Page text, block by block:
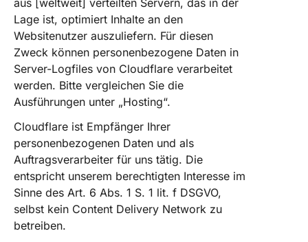
Lage ist, optimiert Inhalte an den
Websitenutzer auszuliefern. Für diesen
Zweck können personenbezogene Daten in
Server-Logfiles von Cloudflare verarbeitet
werden. Bitte vergleichen Sie die
Ausführungen unter „Hosting“.
Cloudflare ist Empfänger Ihrer
personenbezogenen Daten und als
Auftragsverarbeiter für uns tätig. Die
entspricht unserem berechtigten Interesse im
Sinne des Art. 6 Abs. 1 S. 1 lit. f DSGVO,
selbst kein Content Delivery Network zu
betreiben.